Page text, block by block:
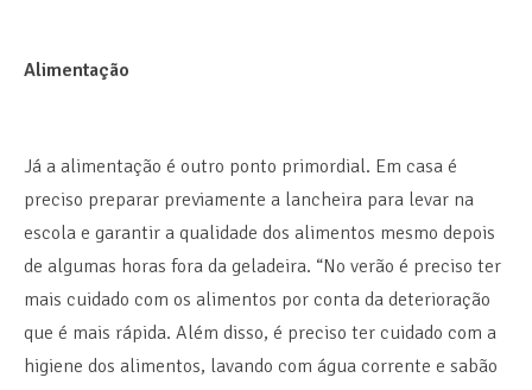
Alimentação
Já a alimentação é outro ponto primordial. Em casa é
preciso preparar previamente a lancheira para levar na
escola e garantir a qualidade dos alimentos mesmo depois
de algumas horas fora da geladeira. “No verão é preciso ter
mais cuidado com os alimentos por conta da deterioração
que é mais rápida. Além disso, é preciso ter cuidado com a
higiene dos alimentos, lavando com água corrente e sabão